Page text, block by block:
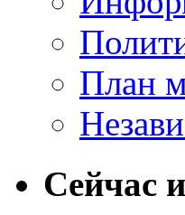
План
Сейчас